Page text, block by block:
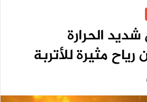
الحرارة
مثيرة للأتربة